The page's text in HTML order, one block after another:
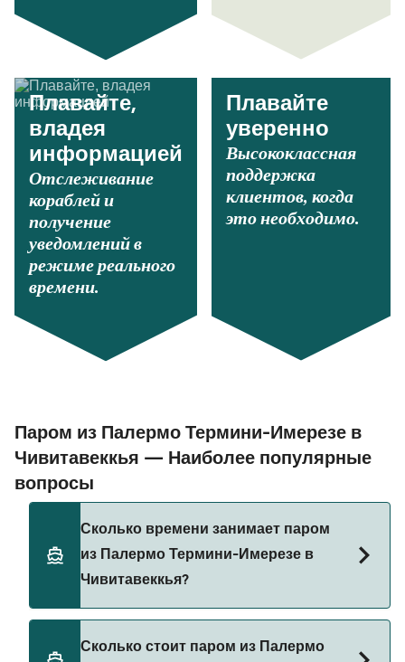
Плавайте,
владея
информацией
Отслеживание
кораблей и
получение
уведомлений в
режиме реального
времени.
Плавайте
уверенно
Высококлассная
поддержка
клиентов, когда
это необходимо.
Паром из Палермо Термини-Имерезе в
Чивитавеккья — Наиболее популярные
вопросы
Сколько времени занимает паром
из Палермо Термини-Имерезе в
Чивитавеккья?
Термини-Имерезе в Чивитавеккья составляет
Сколько стоит паром из Палермо